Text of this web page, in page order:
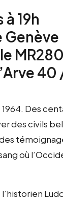
19h
Genève
MR280
40
Des
des civils
où